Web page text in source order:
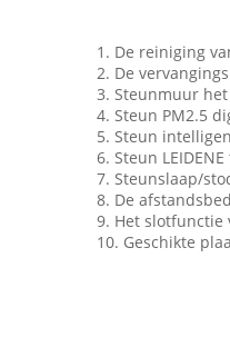
1. De reiniging
2. De
3. Steunmuur
4. Steun PM2.5
5. Steun
6. Steun
7. Steunslaap/
8. De
9. Het slotfunctie
10. Geschikte